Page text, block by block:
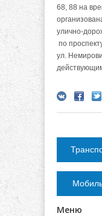
68, 88 на
улично-
по
ул.
Меню